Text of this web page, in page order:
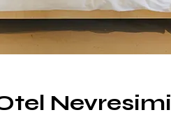
Nevresimi